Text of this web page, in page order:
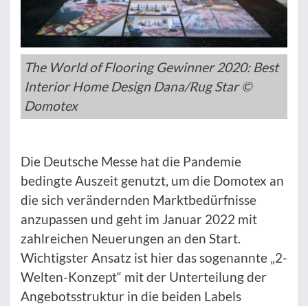
The World of Flooring Gewinner 2020: Best
Interior Home Design Dana/Rug Star ©
Domotex
Die Deutsche Messe hat die Pandemie
bedingte Auszeit genutzt, um die Domotex an
die sich verändernden Marktbedürfnisse
anzupassen und geht im Januar 2022 mit
zahlreichen Neuerungen an den Start.
Wichtigster Ansatz ist hier das sogenannte „2-
Welten-Konzept“ mit der Unterteilung der
Angebotsstruktur in die beiden Labels